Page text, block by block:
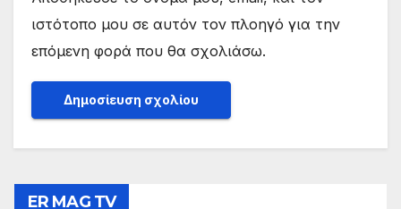
ιστότοπο μου σε αυτόν τον πλοηγό για την
επόμενη φορά που θα σχολιάσω.
ER MAG TV